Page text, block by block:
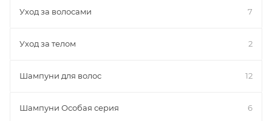
Уход за волосами 7
Уход за телом 2
Шампуни для волос 12
Шампуни Особая серия 6